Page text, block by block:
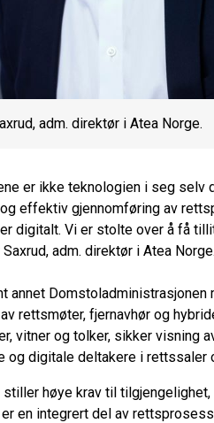
adm. direktør i Atea Norge.
er ikke teknologien i seg selv
effektiv gjennomføring av
digitalt. Vi er stolte over å få
adm. direktør i Atea Norge.
annet
rettsmøter, fjernavhør og
vitner og tolker, sikker visning
og digitale deltakere i rettssaler
stiller høye krav til
er en integrert del av